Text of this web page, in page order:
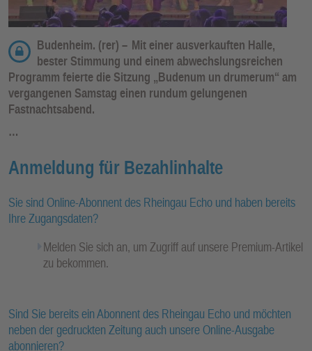
Budenheim. (rer) – Mit einer ausverkauften Halle,
bester Stimmung und einem abwechslungsreichen
Programm feierte die Sitzung „Budenum un drumerum“ am
vergangenen Samstag einen rundum gelungenen
Fastnachtsabend.
…
Anmeldung für Bezahlinhalte
Sie sind Online-Abonnent des Rheingau Echo und haben bereits
Ihre Zugangsdaten?
Melden Sie sich an, um Zugriff auf unsere Premium-Artikel
zu bekommen.
Sind Sie bereits ein Abonnent des Rheingau Echo und möchten
neben der gedruckten Zeitung auch unsere Online-Ausgabe
abonnieren?